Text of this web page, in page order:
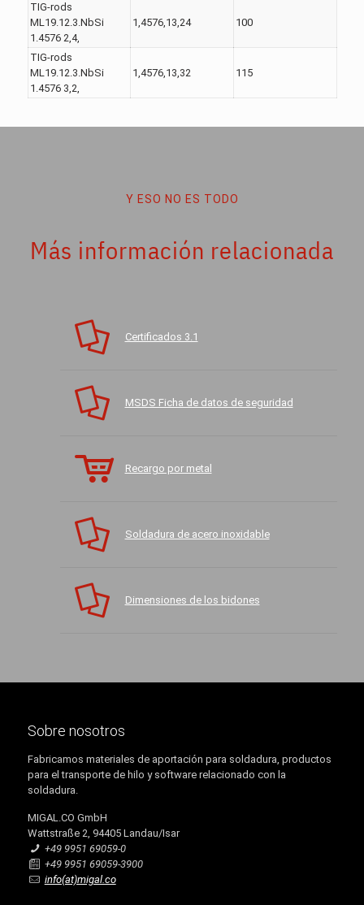
TIG-rods
ML19.12.3.NbSi
1.4576 2,4,
1,4576,13,24 100
TIG-rods
ML19.12.3.NbSi
1.4576 3,2,
1,4576,13,32 115
Y ESO NO ES TODO
Más información relacionada
Certificados 3.1
MSDS Ficha de datos de seguridad
Recargo por metal
Soldadura de acero inoxidable
Dimensiones de los bidones
Sobre nosotros
Fabricamos materiales de aportación para soldadura, productos
para el transporte de hilo y software relacionado con la
soldadura.
MIGAL.CO GmbH
Wattstraße 2, 94405 Landau/Isar
+49 9951 69059-0
+49 9951 69059-3900
info(at)migal.co